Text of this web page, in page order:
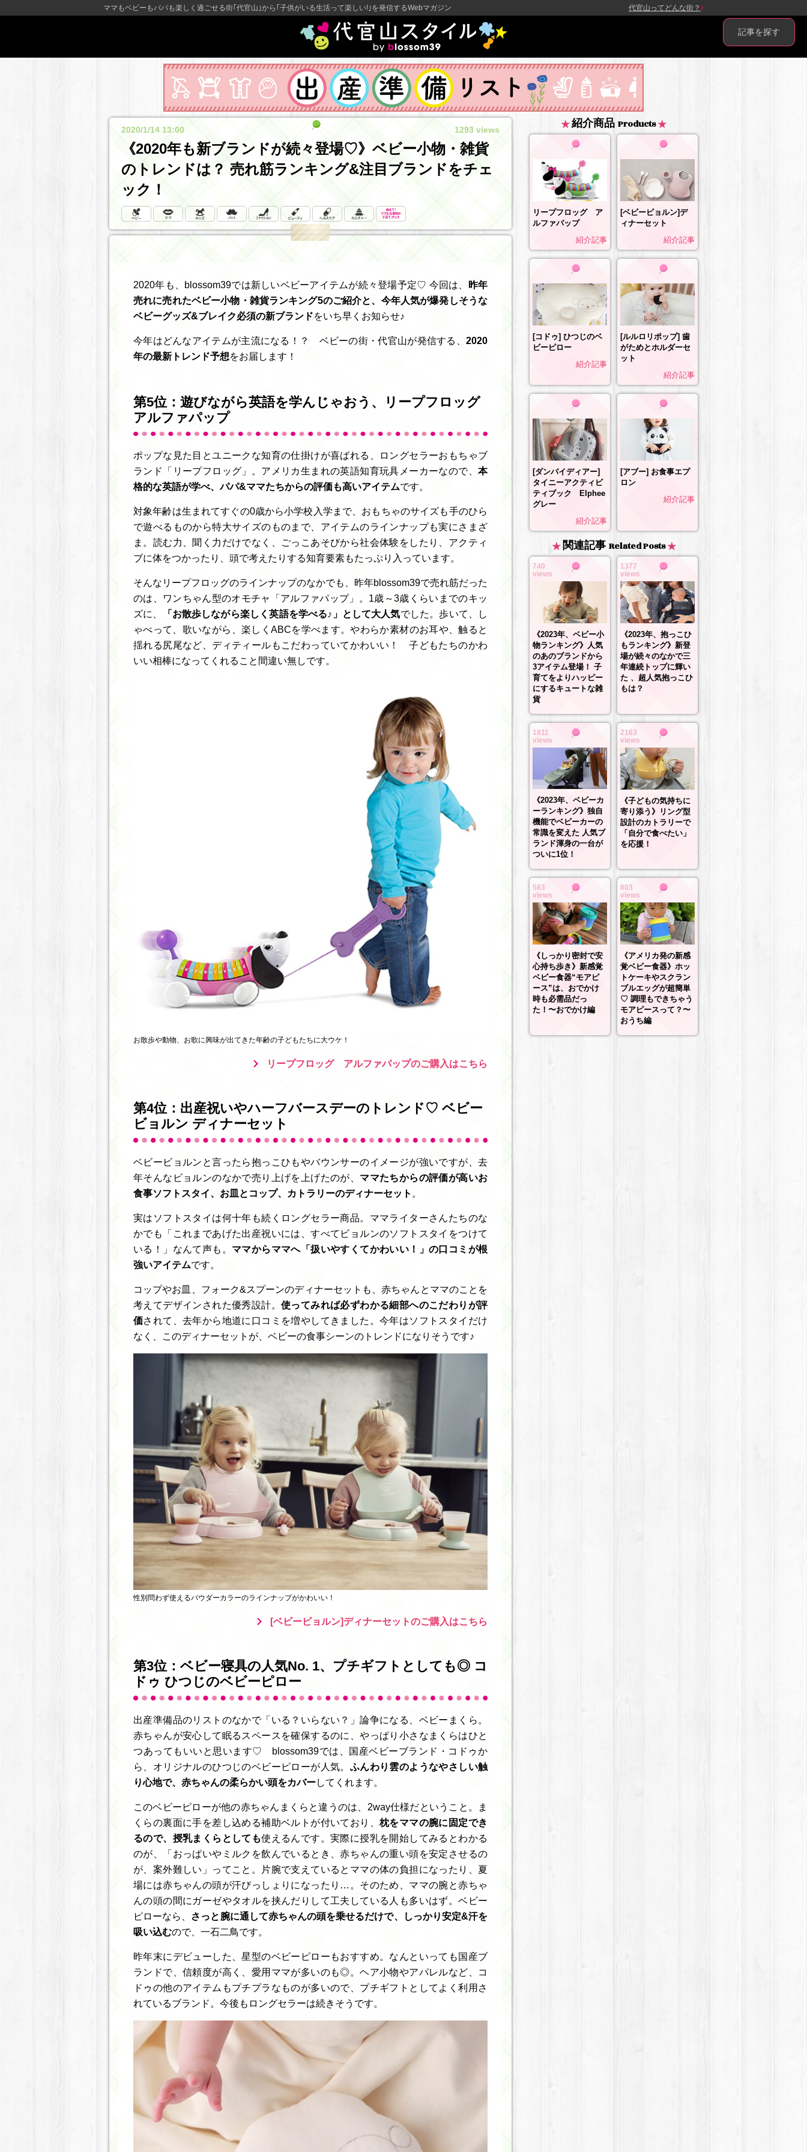
ママもベビーもパパも楽しく過ごせる街｢代官山｣から｢子供がいる生活って楽しい!｣を発信するWebマガジン 代官山ってどんな街？
2020/1/14 13:00 1293 views
《2020年も新ブランドが続々登場♡》ベビー小物・雑貨
のトレンドは？ 売れ筋ランキング&注目ブランドをチェ
ック！
2020年も、blossom39では新しいベビーアイテムが続々登場予定♡ 今回は、
昨年
売れに売れたベビー小物・雑貨ランキング5のご紹介と、今年人気が爆発しそうな
ベビーグッズ&ブレイク必須の新ブランドをいち早くお知らせ♪
今年はどんなアイテムが主流になる！？ ベビーの街・代官山が発信する、 2020
年の最新トレンド予想をお届します！
第5位：遊びながら英語を学んじゃおう、リープフロッグ
アルファパップ
ポップな見た目とユニークな知育の仕掛けが喜ばれる、ロングセラーおもちゃブ
ランド「リープフロッグ」。アメリカ生まれの英語知育玩具メーカーなので、 本
格的な英語が学べ、パパ&ママたちからの評価も高いアイテムです。
対象年齢は生まれてすぐの0歳から小学校入学まで、おもちゃのサイズも手のひら
で遊べるものから特大サイズのものまで、アイテムのラインナップも実にさまざ
ま。読む力、聞く力だけでなく、ごっこあそびから社会体験をしたり、アクティ
ブに体をつかったり、頭で考えたりする知育要素もたっぷり入っています。
そんなリープフロッグのラインナップのなかでも、昨年blossom39で売れ筋だった
のは、ワンちゃん型のオモチャ「アルファパップ」。1歳～3歳くらいまでのキッ
ズに、
「お散歩しながら楽しく英語を学べる♪」として大人気でした。歩いて、し
ゃべって、歌いながら、楽しくABCを学べます。やわらか素材のお耳や、触ると
揺れる尻尾など、ディティールもこだわっていてかわいい！ 子どもたちのかわ
いい相棒になってくれること間違い無しです。
お散歩や動物、お歌に興味が出てきた年齢の子どもたちに大ウケ！
リープフロッグ アルファパップのご購入はこちら
第4位：出産祝いやハーフバースデーのトレンド♡ ベビー
ビョルン ディナーセット
ベビービョルンと言ったら抱っこひもやバウンサーのイメージが強いですが、去
年そんなビョルンのなかで売り上げを上げたのが、 ママたちからの評価が高いお
食事ソフトスタイ、お皿とコップ、カトラリーのディナーセット 。
実はソフトスタイは何十年も続くロングセラー商品。ママライターさんたちのな
かでも「これまであげた出産祝いには、すべてビョルンのソフトスタイをつけて
いる！」なんて声も。 ママからママへ「扱いやすくてかわいい！」の口コミが根
強いアイテムです。
コップやお皿、フォーク&スプーンのディナーセットも、赤ちゃんとママのことを
考えてデザインされた優秀設計。 使ってみれば必ずわかる細部へのこだわりが評
価されて、去年から地道に口コミを増やしてきました。今年はソフトスタイだけ
なく、このディナーセットが、ベビーの食事シーンのトレンドになりそうです♪
性別問わず使えるパウダーカラーのラインナップがかわいい！
[ベビービョルン]ディナーセットのご購入はこちら
第3位：ベビー寝具の人気No. 1、プチギフトとしても◎ コ
ドゥ ひつじのベビーピロー
出産準備品のリストのなかで「いる？いらない？」論争になる、ベビーまくら。
赤ちゃんが安心して眠るスペースを確保するのに、やっぱり小さなまくらはひと
つあってもいいと思います♡ blossom39では、国産ベビーブランド・コドゥか
ら、オリジナルのひつじのベビーピローが人気。 ふんわり雲のようなやさしい触
り心地で、赤ちゃんの柔らかい頭をカバーしてくれます。
このベビーピローが他の赤ちゃんまくらと違うのは、2way仕様だということ。ま
くらの裏面に手を差し込める補助ベルトが付いており、 枕をママの腕に固定でき
るので、授乳まくらとしても使えるんです。実際に授乳を開始してみるとわかる
のが、「おっぱいやミルクを飲んでいるとき、赤ちゃんの重い頭を安定させるの
が、案外難しい」ってこと。片腕で支えているとママの体の負担になったり、夏
場には赤ちゃんの頭が汗びっしょりになったり…。そのため、ママの腕と赤ちゃ
んの頭の間にガーゼやタオルを挟んだりして工夫している人も多いはず。ベビー
ピローなら、 さっと腕に通して赤ちゃんの頭を乗せるだけで、しっかり安定&汗を
吸い込むので、一石二鳥です。
昨年末にデビューした、星型のベビーピローもおすすめ。なんといっても国産ブ
ランドで、信頼度が高く、愛用ママが多いのも◎。ヘア小物やアパレルなど、コ
ドゥの他のアイテムもプチプラなものが多いので、プチギフトとしてよく利用さ
れているブランド。今後もロングセラーは続きそうです。
紹介商品 Products
リープフロッグ ア
ルファパップ
紹介記事
[ベビービョルン]デ
ィナーセット
紹介記事
[コドゥ] ひつじのベ
ビーピロー
紹介記事
[ルルロリポップ] 歯
がためとホルダーセ
ット
紹介記事
[ダンバイディアー]
タイニーアクティビ
ティブック Elphee
グレー
紹介記事
[アブー] お食事エプ
ロン
紹介記事
関連記事 Related Posts
740
views
《2023年、ベビー小
物ランキング》人気
のあのブランドから
3アイテム登場！ 子
育てをよりハッピー
にするキュートな雑
貨
1377
views
《2023年、抱っこひ
もランキング》新登
場が続々のなかで三
年連続トップに輝い
た 、超人気抱っこひ
もは？
1811
views
《2023年、ベビーカ
ーランキング》独自
機能でベビーカーの
常識を変えた 人気ブ
ランド渾身の一台が
ついに1位！
2163
views
《子どもの気持ちに
寄り添う》リング型
設計のカトラリーで
「自分で食べたい」
を応援！
583
views
《しっかり密封で安
心持ち歩き》新感覚
ベビー食器“モアピ
ース”は、おでかけ
時も必需品だっ
た！〜おでかけ編
803
views
《アメリカ発の新感
覚ベビー食器》ホッ
トケーキやスクラン
ブルエッグが超簡単
♡ 調理もできちゃう
モアピースって？〜
おうち編
記事を探す